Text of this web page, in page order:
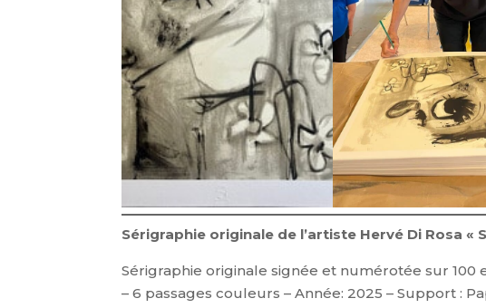
Sérigraphie originale de l’artiste Hervé Di Rosa «
Sérigraphie originale signée et numérotée sur 100
– 6 passages couleurs – Année: 2025 – Support :